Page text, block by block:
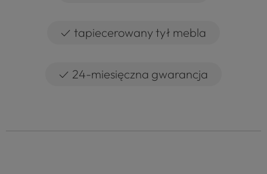
✓ tapiecerowany tył mebla
✓ 24-miesięczna gwarancja